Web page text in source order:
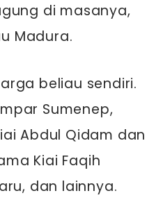
di masanya,
Madura.
beliau sendiri.
Sumenep,
Abdul Qidam dan
Kiai Faqih
dan lainnya.